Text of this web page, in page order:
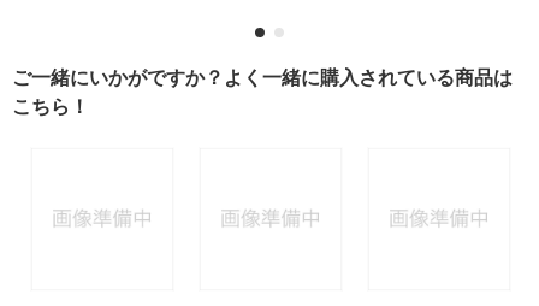
ご一緒にいかがですか？よく一緒に購入されている商品は
こちら！